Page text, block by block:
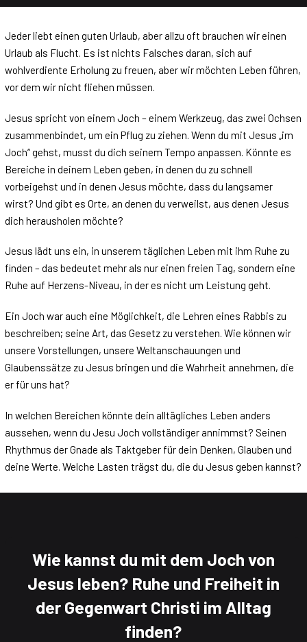
Jeder liebt einen guten Urlaub, aber allzu oft brauchen wir einen
Urlaub als Flucht. Es ist nichts Falsches daran, sich auf
wohlverdiente Erholung zu freuen, aber wir möchten Leben führen,
vor dem wir nicht fliehen müssen.
Jesus spricht von einem Joch – einem Werkzeug, das zwei Ochsen
zusammenbindet, um ein Pflug zu ziehen. Wenn du mit Jesus „im
Joch“ gehst, musst du dich seinem Tempo anpassen. Könnte es
Bereiche in deinem Leben geben, in denen du zu schnell
vorbeigehst und in denen Jesus möchte, dass du langsamer
wirst? Und gibt es Orte, an denen du verweilst, aus denen Jesus
dich herausholen möchte?
Jesus lädt uns ein, in unserem täglichen Leben mit ihm Ruhe zu
finden – das bedeutet mehr als nur einen freien Tag, sondern eine
Ruhe auf Herzens-Niveau, in der es nicht um Leistung geht.
Ein Joch war auch eine Möglichkeit, die Lehren eines Rabbis zu
beschreiben; seine Art, das Gesetz zu verstehen. Wie können wir
unsere Vorstellungen, unsere Weltanschauungen und
Glaubenssätze zu Jesus bringen und die Wahrheit annehmen, die
er für uns hat?
In welchen Bereichen könnte dein alltägliches Leben anders
aussehen, wenn du Jesu Joch vollständiger annimmst? Seinen
Rhythmus der Gnade als Taktgeber für dein Denken, Glauben und
deine Werte. Welche Lasten trägst du, die du Jesus geben kannst?
Wie kannst du mit dem Joch von
Jesus leben? Ruhe und Freiheit in
der Gegenwart Christi im Alltag
finden?